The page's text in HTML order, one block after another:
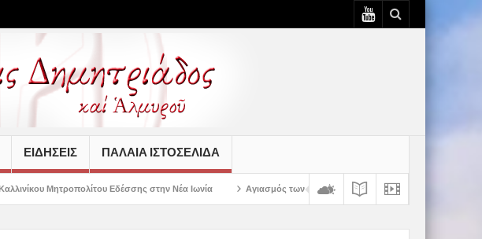
ΕΙΔΗΣΕΙΣ ΠΑΛΑΙΆ ΙΣΤΟΣΕΛΊΔΑ
Εδέσσης στην Νέα Ιωνία Αγιασμός των πρώτων ολοκληρωμένων κελιών της Παλαιάς Ιεράς Μονής